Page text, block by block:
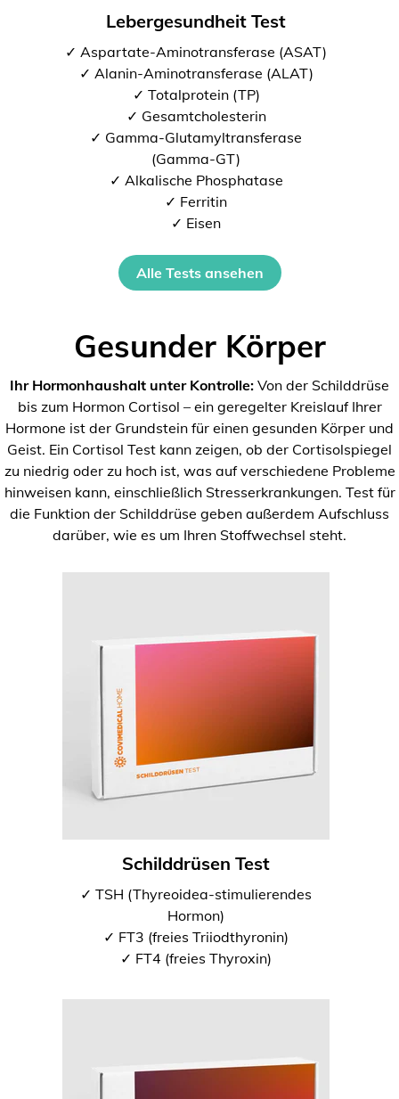
Lebergesundheit Test
✓ Aspartate-Aminotransferase (ASAT)
✓ Alanin-Aminotransferase (ALAT)
✓ Totalprotein (TP)
✓ Gesamtcholesterin
✓ Gamma-Glutamyltransferase
(Gamma-GT)
✓ Alkalische Phosphatase
✓ Ferritin
✓ Eisen
Alle Tests ansehen
Gesunder Körper
Ihr Hormonhaushalt unter Kontrolle: Von der Schilddrüse
bis zum Hormon Cortisol – ein geregelter Kreislauf Ihrer
Hormone ist der Grundstein für einen gesunden Körper und
Geist. Ein Cortisol Test kann zeigen, ob der Cortisolspiegel
zu niedrig oder zu hoch ist, was auf verschiedene Probleme
hinweisen kann, einschließlich Stresserkrankungen. Test für
die Funktion der Schilddrüse geben außerdem Aufschluss
darüber, wie es um Ihren Stoffwechsel steht.
Schilddrüsen Test
✓ TSH (Thyreoidea-stimulierendes
Hormon)
✓ FT3 (freies Triiodthyronin)
✓ FT4 (freies Thyroxin)